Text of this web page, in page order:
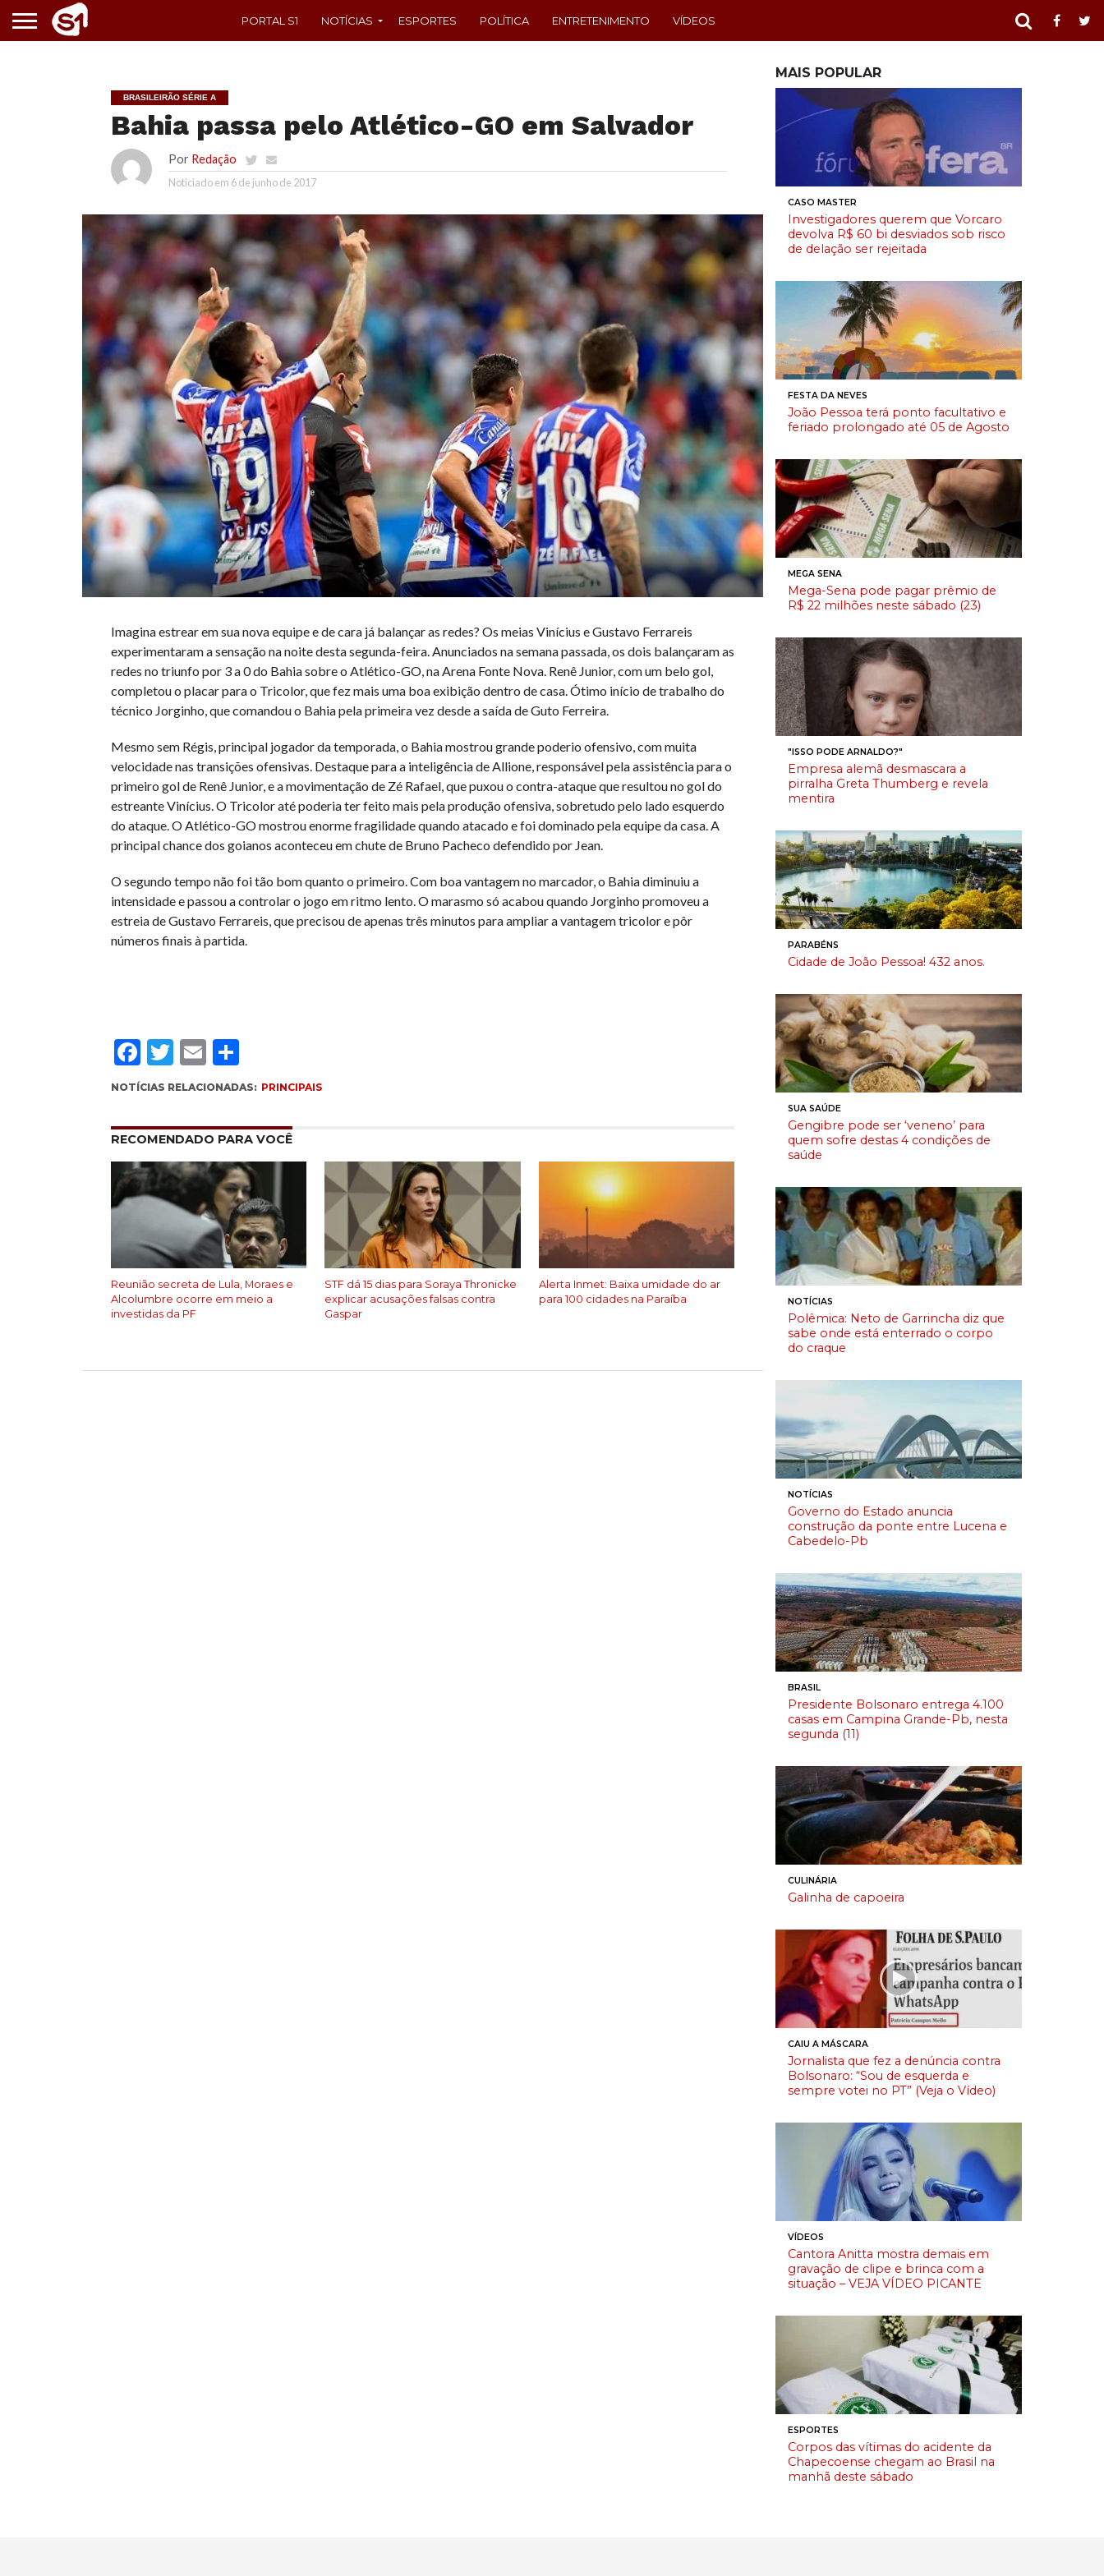
PORTAL S1 NOTÍCIAS ESPORTES POLÍTICA ENTRETENIMENTO VÍDEOS
BRASILEIRÃO SÉRIE A
Bahia passa pelo Atlético-GO em Salvador
Por Redação
Noticiado em 6 de junho de 2017
Imagina estrear em sua nova equipe e de cara já balançar as redes? Os meias Vinícius e Gustavo Ferrareis
experimentaram a sensação na noite desta segunda-feira. Anunciados na semana passada, os dois balançaram as
redes no triunfo por 3 a 0 do Bahia sobre o Atlético-GO, na Arena Fonte Nova. Renê Junior, com um belo gol,
completou o placar para o Tricolor, que fez mais uma boa exibição dentro de casa. Ótimo início de trabalho do
técnico Jorginho, que comandou o Bahia pela primeira vez desde a saída de Guto Ferreira.
Mesmo sem Régis, principal jogador da temporada, o Bahia mostrou grande poderio ofensivo, com muita
velocidade nas transições ofensivas. Destaque para a inteligência de Allione, responsável pela assistência para o
primeiro gol de Renê Junior, e a movimentação de Zé Rafael, que puxou o contra-ataque que resultou no gol do
estreante Vinícius. O Tricolor até poderia ter feito mais pela produção ofensiva, sobretudo pelo lado esquerdo
do ataque. O Atlético-GO mostrou enorme fragilidade quando atacado e foi dominado pela equipe da casa. A
principal chance dos goianos aconteceu em chute de Bruno Pacheco defendido por Jean.
O segundo tempo não foi tão bom quanto o primeiro. Com boa vantagem no marcador, o Bahia diminuiu a
intensidade e passou a controlar o jogo em ritmo lento. O marasmo só acabou quando Jorginho promoveu a
estreia de Gustavo Ferrareis, que precisou de apenas três minutos para ampliar a vantagem tricolor e pôr
números finais à partida.
Facebook
Twitter
EmailCompartilhar
NOTÍCIAS RELACIONADAS: PRINCIPAIS
RECOMENDADO PARA VOCÊ
Reunião secreta de Lula, Moraes e
Alcolumbre ocorre em meio a
investidas da PF
STF dá 15 dias para Soraya Thronicke
explicar acusações falsas contra
Gaspar
Alerta Inmet: Baixa umidade do ar
para 100 cidades na Paraíba
MAIS POPULAR
CASO MASTER
Investigadores querem que Vorcaro
devolva R$ 60 bi desviados sob risco
de delação ser rejeitada
FESTA DA NEVES
João Pessoa terá ponto facultativo e
feriado prolongado até 05 de Agosto
MEGA SENA
Mega-Sena pode pagar prêmio de
R$ 22 milhões neste sábado (23)
"ISSO PODE ARNALDO?"
Empresa alemã desmascara a
pirralha Greta Thumberg e revela
mentira
PARABÉNS
Cidade de João Pessoa! 432 anos.
SUA SAÚDE
Gengibre pode ser ‘veneno’ para
quem sofre destas 4 condições de
saúde
NOTÍCIAS
Polêmica: Neto de Garrincha diz que
sabe onde está enterrado o corpo
do craque
NOTÍCIAS
Governo do Estado anuncia
construção da ponte entre Lucena e
Cabedelo-Pb
BRASIL
Presidente Bolsonaro entrega 4.100
casas em Campina Grande-Pb, nesta
segunda (11)
CULINÁRIA
Galinha de capoeira
CAIU A MÁSCARA
Jornalista que fez a denúncia contra
Bolsonaro: “Sou de esquerda e
sempre votei no PT” (Veja o Vídeo)
VÍDEOS
Cantora Anitta mostra demais em
gravação de clipe e brinca com a
situação – VEJA VÍDEO PICANTE
ESPORTES
Corpos das vítimas do acidente da
Chapecoense chegam ao Brasil na
manhã deste sábado